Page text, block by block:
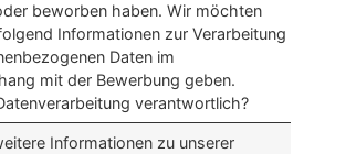
beworben haben. Wir möchten
Informationen zur Verarbeitung
Daten im
mit der Bewerbung geben.
verantwortlich?
Informationen zu unserer